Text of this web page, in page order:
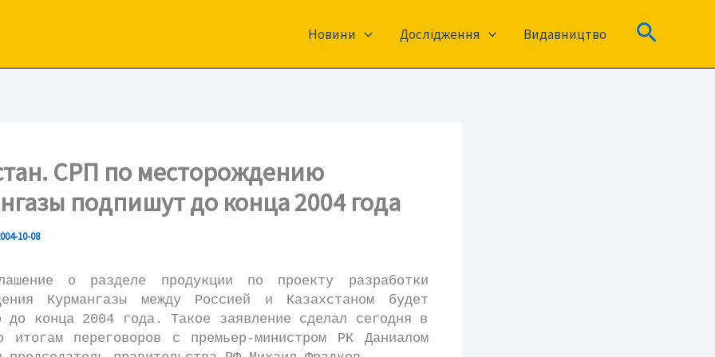
Новини Дослідження Видавництво Пошук
СРП по месторождению
подпишут до конца 2004 года
10-08
о разделе продукции по проекту разработки
Курмангазы между Россией и Казахстаном будет
до конца 2004 года. Такое заявление сделал сегодня в
итогам переговоров с премьер-министром РК Даниалом